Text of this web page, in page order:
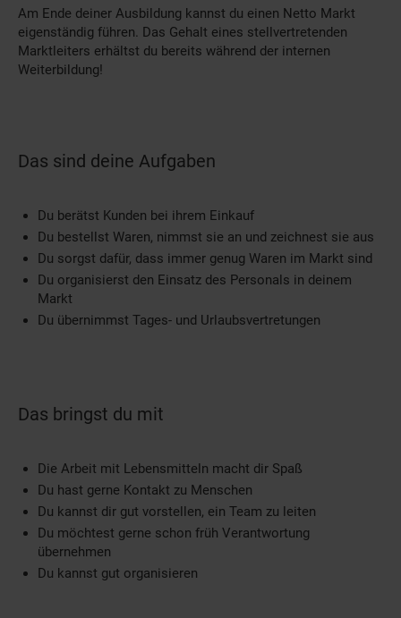
Am Ende deiner Ausbildung kannst du einen Netto Markt
eigenständig führen. Das Gehalt eines stellvertretenden
Marktleiters erhältst du bereits während der internen
Weiterbildung!
Das sind deine Aufgaben
Du berätst Kunden bei ihrem Einkauf
Du bestellst Waren, nimmst sie an und zeichnest sie aus
Du sorgst dafür, dass immer genug Waren im Markt sind
Du organisierst den Einsatz des Personals in deinem
Markt
Du übernimmst Tages- und Urlaubsvertretungen
Das bringst du mit
Die Arbeit mit Lebensmitteln macht dir Spaß
Du hast gerne Kontakt zu Menschen
Du kannst dir gut vorstellen, ein Team zu leiten
Du möchtest gerne schon früh Verantwortung
übernehmen
Du kannst gut organisieren